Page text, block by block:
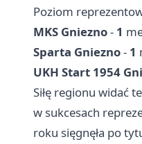
Poziom
MKS Gniezno- 1
Sparta Gniezno- 1
UKH Start 1954
Siłę regionu widać
w sukcesach
roku sięgnęła po